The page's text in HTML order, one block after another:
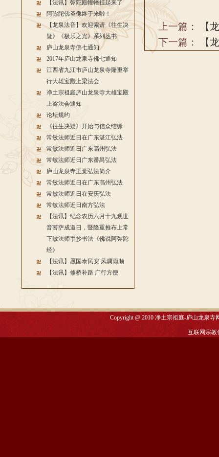
【法讯】弥陀殿幢幡挂起来了
阿弥陀佛圣像终于来啦！
【龙泉法音】欢迎索请《往生决
疑》《极乐之光》系列丛书
庐山龙泉寺佛七通知
2017年庐山龙泉寺佛七通知
江西省九江市庐山龙泉寺隆重举
行大雄宝殿上梁法会
净土宗祖庭庐山龙泉寺大雄宝殿
上梁法会通知
论坛规约
《往生决疑》开始与信众结缘
常敏法师近日在广东湛江弘法
常敏法师近日广东高州弘法
常敏法师近日广东番禺弘法
庐山龙泉寺正觉弘法简介
常敏法师近日在广东高州弘法
常敏法师近日在安庆弘法
常敏法师近日南方弘法
【法讯】纪念农历六月十九观世
音菩萨成道日，暨隆重推布上常
下敏法师手抄书法《佛说阿弥陀
经》
【法讯】愿国泰民安 风调雨顺
【法讯】修桥补路 广行方便
上一篇：
【
下一篇：
【
Copyright @ 2010净土宗祖庭-庐山龙泉寺
互联网宗教